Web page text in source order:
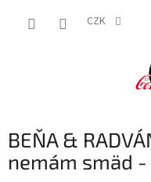
CZK
BEŇA &
nemám smäd -